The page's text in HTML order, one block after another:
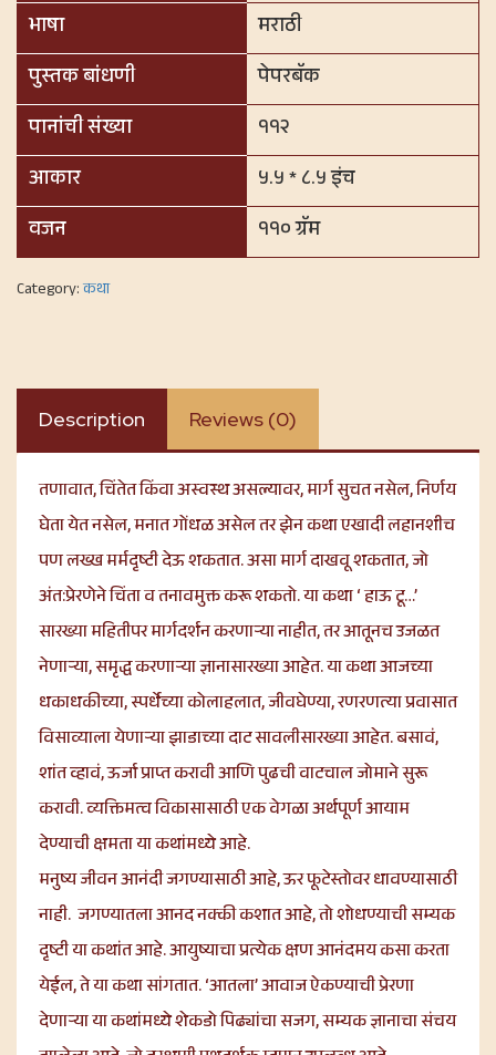
भाषा
मराठी
पुस्तक बांधणी
पेपरबॅक
पानांची संख्या
११२
आकार
५.५ * ८.५ इंच
वजन
११० ग्रॅम
Category:कथा
Description Reviews (0)
तणावात, चिंतेत किंवा अस्वस्थ असल्यावर, मार्ग सुचत नसेल, निर्णय
घेता येत नसेल, मनात गोंधळ असेल तर झेन कथा एखादी लहानशीच
पण लख्ख मर्मदृष्टी देऊ शकतात. असा मार्ग दाखवू शकतात, जो
अंत:प्रेरणेने चिंता व तनावमुक्त करू शकतो. या कथा ‘ हाऊ टू…’
सारख्या महितीपर मार्गदर्शन करणाऱ्या नाहीत, तर आतूनच उजळत
नेणाऱ्या, समृद्ध करणाऱ्या ज्ञानासारख्या आहेत. या कथा आजच्या
धकाधकीच्या, स्पर्धेच्या कोलाहलात, जीवघेण्या, रणरणत्या प्रवासात
विसाव्याला येणाऱ्या झाडाच्यादाट सावलीसारख्या आहेत. बसावं,
शांत व्हावं, ऊर्जा प्राप्त करावी आणि पुढची वाटचाल जोमाने सुरू
करावी. व्यक्तिमत्व विकासासाठी एक वेगळा अर्थपूर्ण आयाम
देण्याची क्षमता या कथांमध्ये आहे.
मनुष्य जीवन आनंदी जगण्यासाठी आहे, ऊरफूटेस्तोवर धावण्यासाठी
नाही. जगण्यातला आनद नक्की कशात आहे, तो शोधण्याची सम्यक
दृष्टी या कथांत आहे. आयुष्याचा प्रत्येक क्षण आनंदमय कसा करता
येईल, ते या कथा सांगतात. ‘आतला’ आवाज ऐकण्याची प्रेरणा
देणाऱ्या या कथांमध्ये शेकडो पिढ्यांचा सजग, सम्यक ज्ञानाचा संचय